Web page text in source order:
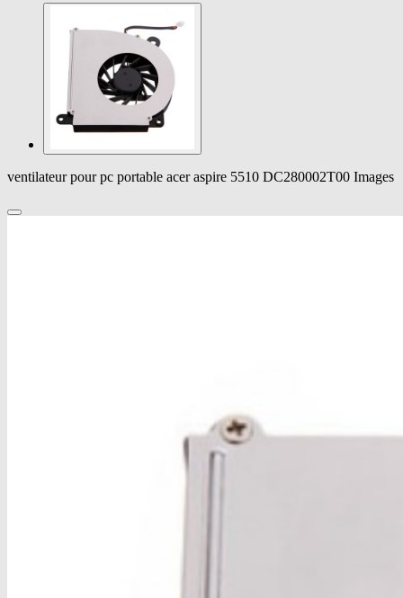
ventilateur pour pc portable acer aspire 5510 DC280002T00 Images